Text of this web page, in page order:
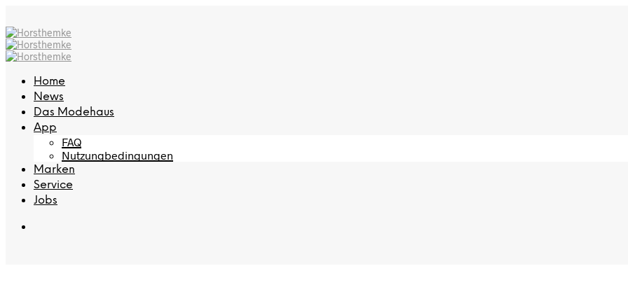
Home
News
Das Modehaus
App
FAQ
Nutzungbedingungen
Marken
Service
Jobs